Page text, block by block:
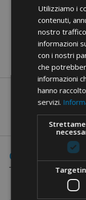
Odniesienie
Utilizziamo i
contenuti,
nostro
informazioni
con i nostri
che
informazioni
hanno
servizi.